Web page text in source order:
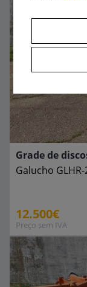
Grade de
Galucho
12.500€
Preço sem IVA